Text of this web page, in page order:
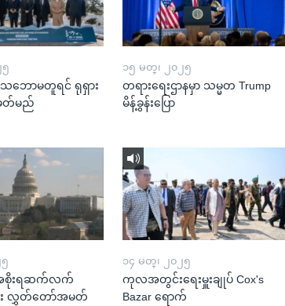
၅
ဘောမတူရင် ရုရှား
တ်မည်
၁၅ မတ္၊ ၂၀၂၅
တရားရေးဌာနမှာ သမ္မတ Trump
မိန့်ခွန်းပြော
စိုးရဆက်လက်
လွှတ်တော်အမတ်
၁၄ မတ္၊ ၂၀၂၅
ကုလအတွင်းရေးမှူးချုပ် Cox's
Bazar ရောက်